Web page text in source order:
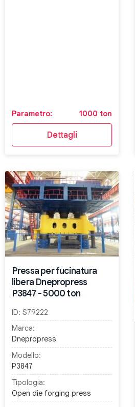
Parametro: 1000 ton
Dettagli
Pressa per fucinatura
libera Dnepropress
P3847 - 5000 ton
ID: S79222
Marca:
Dnepropress
Modello:
P3847
Tipologia:
Open die forging press